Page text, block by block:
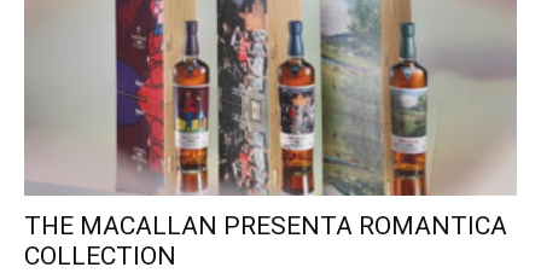
THE MACALLAN PRESENTA ROMANTICA
COLLECTION